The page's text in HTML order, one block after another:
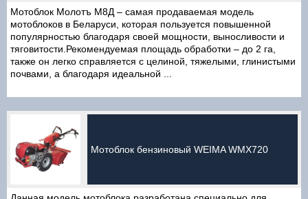
Мотоблок Молотъ М8Д – самая продаваемая модель
мотоблоков в Беларуси, которая пользуется повышенной
популярностью благодаря своей мощности, выносливости и
тяговитости.Рекомендуемая площадь обработки – до 2 га,
также он легко справляется с целиной, тяжелыми, глинистыми
почвами, а благодаря идеальной ...
Мотоблок бензиновый WEIMA WMX720